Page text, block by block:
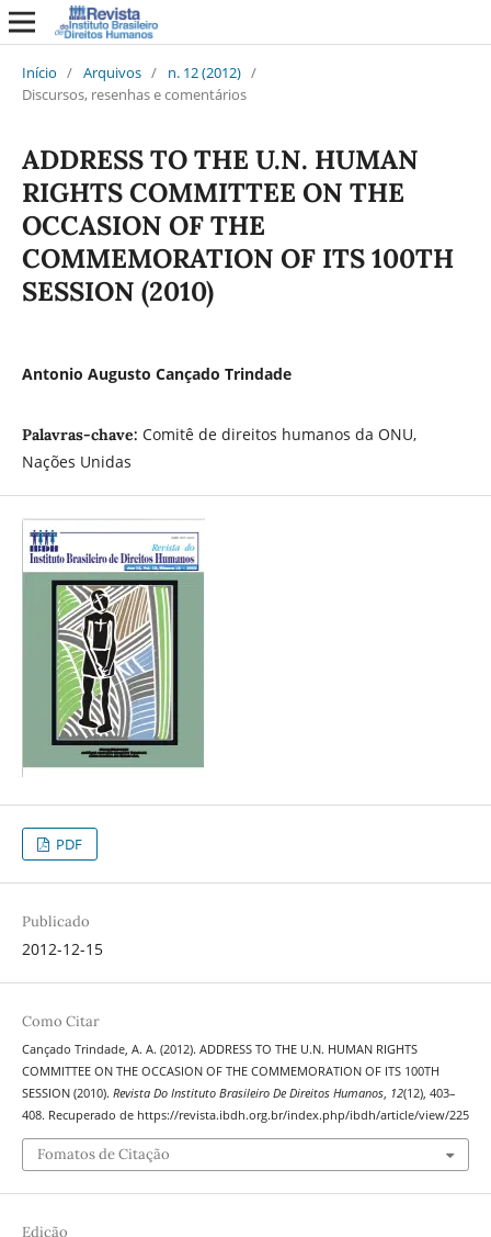
Início / Arquivos / n. 12 (2012) /
Discursos, resenhas e comentários
ADDRESS TO THE U.N. HUMAN
RIGHTS COMMITTEE ON THE
OCCASION OF THE
COMMEMORATION OF ITS 100TH
SESSION (2010)
Antonio Augusto Cançado Trindade
Palavras-chave: Comitê de direitos humanos da ONU,
Nações Unidas
PDF
Publicado
2012-12-15
Como Citar
Cançado Trindade, A. A. (2012). ADDRESS TO THE U.N. HUMAN RIGHTS
COMMITTEE ON THE OCCASION OF THE COMMEMORATION OF ITS 100TH
SESSION (2010). Revista Do Instituto Brasileiro De Direitos Humanos, 12(12), 403–
408. Recuperado de https://revista.ibdh.org.br/index.php/ibdh/article/view/225
Fomatos de Citação
Edição